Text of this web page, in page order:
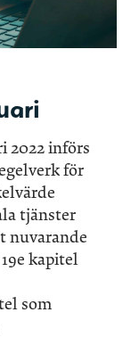
2022 införs
för
tjänster
nuvarande
kapitel
som